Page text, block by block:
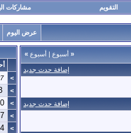
التقويم مشاركات
عرض اليوم
« أسبوع | أسبوع »
إضافة حدث جديد
إضافة حدث جديد
>
>
>
>
>